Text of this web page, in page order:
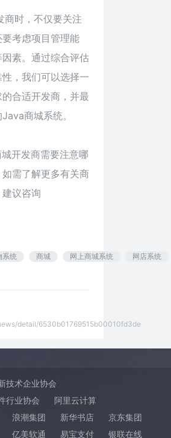
商时，不仅要关注
考虑项目管理能
素。通过综合评估
，我们可以选择一
合适开发商，并最
商城系统。
开发商需要注意哪
需了解更多有关商
议咨询
系统 商城 网上商城系统
网店系统
detail/6530b01769515b00010fd3de
技术企业协会
行业协会
阿里云计算
浪潮集团 新华书店
京东集团
亿美软通 易宝支付 银联在线